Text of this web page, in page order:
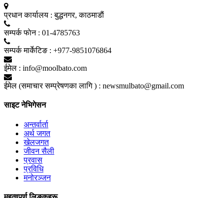
प्रधान कार्यालय : बुद्धनगर, काठमाडाैं
सम्पर्क फाेन : 01-4785763
सम्पर्क मार्केटिङ : +977-9851076864
ईमेल : info@moolbato.com
ईमेल (समाचार सम्प्रेषणका लागि ) : newsmulbato@gmail.com
साइट नेभिगेसन
अन्तर्वार्ता
अर्थ जगत
खेलजगत
जीवन सैली
प्रवास
प्रविधि
मनोरञ्जन